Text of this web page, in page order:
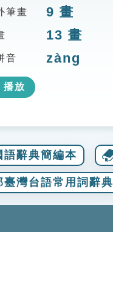
筆畫 9 畫
13 畫
音 zàng
播放
語辭典簡編本
臺灣台語常用詞辭典